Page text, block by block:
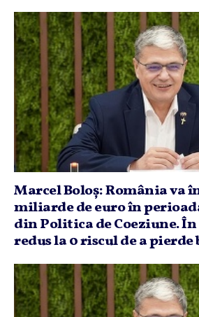
Marcel Boloş: România va
miliarde de euro în
din Politica de Coeziune. În
redus la 0 riscul de a